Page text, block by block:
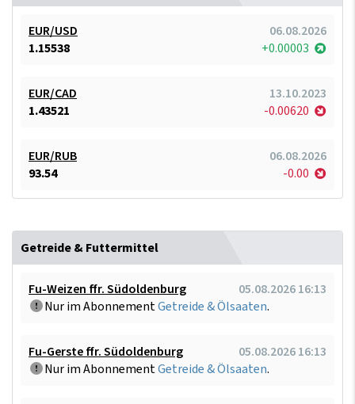
EUR/USD
06.08.2026
1.15538
+0.00003
EUR/CAD
13.10.2023
1.43521
-0.00620
EUR/RUB
06.08.2026
93.54
-0.00
Getreide & Futtermittel
Fu-Weizen ffr. Südoldenburg
05.08.2026 16:13
Nur im AbonnementGetreide & Ölsaaten.
Fu-Gerste ffr. Südoldenburg
05.08.2026 16:13
Nur im AbonnementGetreide & Ölsaaten.